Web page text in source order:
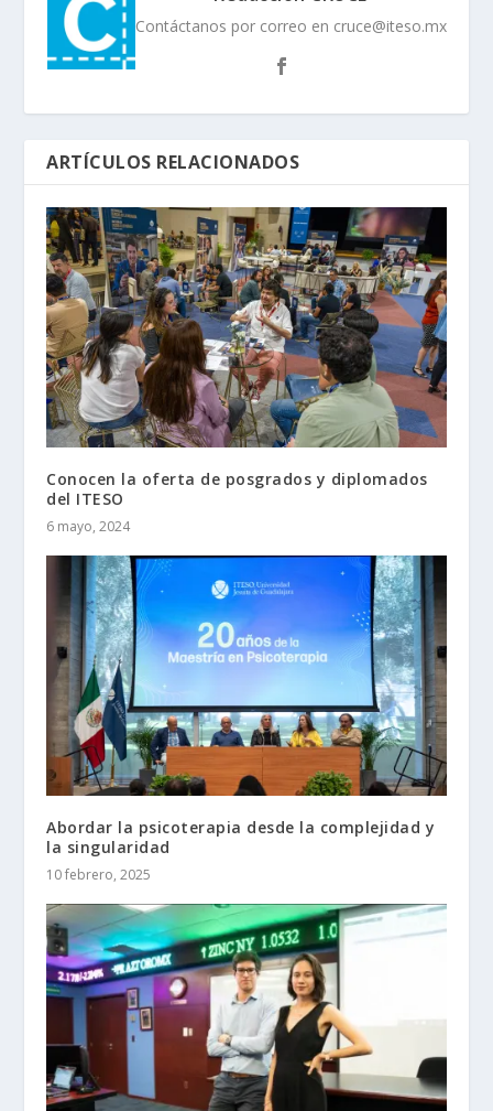
Contáctanos por correo en cruce@iteso.mx
ARTÍCULOS RELACIONADOS
Conocen la oferta de posgrados y diplomados
del ITESO
6 mayo, 2024
Abordar la psicoterapia desde la complejidad y
la singularidad
10 febrero, 2025